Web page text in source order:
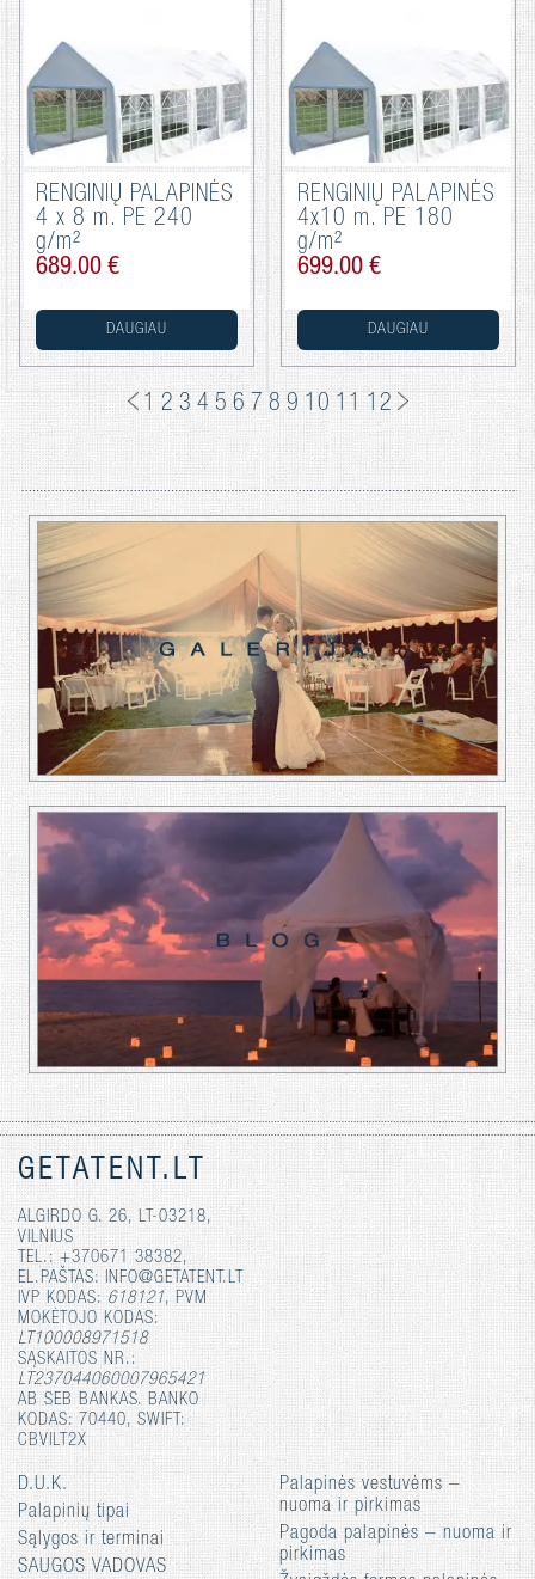
RENGINIŲ PALAPINĖS
4 x 8 m. PE 240
g/m²
689.00 €
DAUGIAU
RENGINIŲ PALAPINĖS
4x10 m. PE 180
g/m²
699.00 €
DAUGIAU
1 2 3 4 5 6 7 8 9 10 11 12
GETATENT.LT
ALGIRDO G. 26, LT-03218,
VILNIUS
TEL.: +370671 38382,
EL.PAŠTAS: INFO@GETATENT.LT
IVP KODAS: 618121, PVM
MOKĖTOJO KODAS:
LT100008971518
SĄSKAITOS NR.:
LT237044060007965421
AB SEB BANKAS. BANKO
KODAS: 70440, SWIFT:
CBVILT2X
D.U.K.
Palapinių tipai
Sąlygos ir terminai
SAUGOS VADOVAS
Palapinės vestuvėms –
nuoma ir pirkimas
Pagoda palapinės – nuoma ir
pirkimas